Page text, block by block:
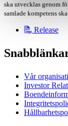
ska utvecklas genom
samlade kompetens
Release
Vår
Investor